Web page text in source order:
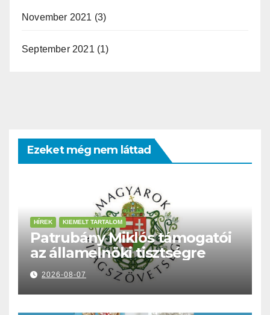
November 2021 (3)
September 2021 (1)
Ezeket még nem láttad
HÍREK KIEMELT TARTALOM
Patrubány Miklós támogatói
az államelnöki tisztségre
2026-08-07